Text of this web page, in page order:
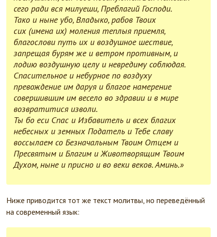
сего ради вся милуеши, Преблагий Господи.
Тако и ныне убо, Владыко, рабов Твоих
сих (имена их) моления теплыя приемля,
благослови путь их и воздушное шествие,
запрещая бурям же и ветром противным, и
лодию воздушную целу и невредиму соблюдая.
Спасительное и небурное по воздуху
превождение им даруя и благое намерение
совершившим им весело во здравии и в мире
возвратитися изволи.
Ты бо еси Спас и Избавитель и всех благих
небесных и земных Податель и Тебе славу
воссылаем со Безначальным Твоим Отцем и
Пресвятым и Благим и Животворящим Твоим
Духом, ныне и присно и во веки веков. Аминь.»
Ниже приводится тот же текст молитвы, но переведённый
на современный язык: